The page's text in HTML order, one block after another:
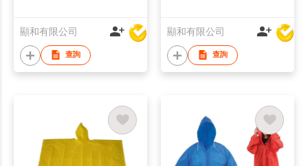
顯和有限公司
查詢
顯和有限公司
查詢